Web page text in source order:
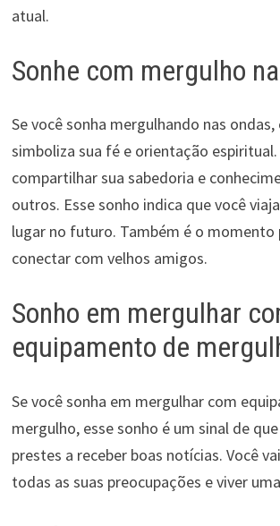
atual.
Sonhe com mergulho
Se você sonha mergulhando nas ondas,
simboliza sua fé e orientação espiritual.
compartilhar sua sabedoria e
outros. Esse sonho indica que você
lugar no futuro. Também é o momento
conectar com velhos amigos.
Sonho em mergulhar
equipamento de
Se você sonha em mergulhar com
mergulho, esse sonho é um sinal de
prestes a receber boas notícias. Você
todas as suas preocupações e viver